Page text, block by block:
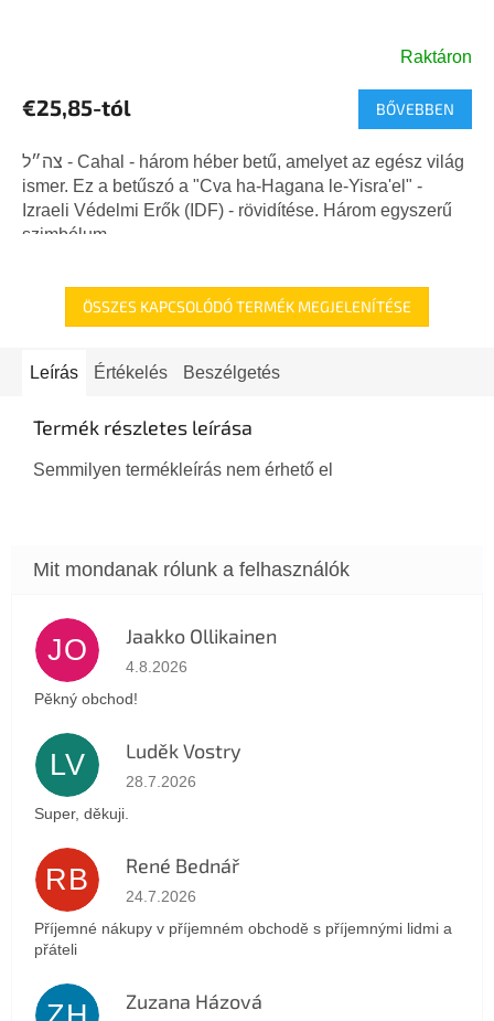
átlagos
5-
ből
5,0
csillag.
Raktáron
€25,85-tól BŐVEBBEN
צה״ל - Cahal - három héber betű, amelyet az egész világ
ismer. Ez a betűszó a "Cva ha-Hagana le-Yisra'el" -
Izraeli Védelmi Erők (IDF) - rövidítése. Három egyszerű
szimbólum,...
ÖSSZES KAPCSOLÓDÓ TERMÉK MEGJELENÍTÉSE
Leírás Értékelés Beszélgetés
Termék részletes leírása
Semmilyen termékleírás nem érhető el
JO Jaakko Ollikainen
Az áruház értékelése 5-ből 5 csillag.
4.8.2026
Pěkný obchod!
LV Luděk Vostry
Az áruház értékelése 5-ből 5 csillag.
28.7.2026
Super, děkuji.
RB René Bednář
Az áruház értékelése 5-ből 5 csillag.
24.7.2026
Příjemné nákupy v příjemném obchodě s příjemnými lidmi a
přáteli
Zuzana Házová